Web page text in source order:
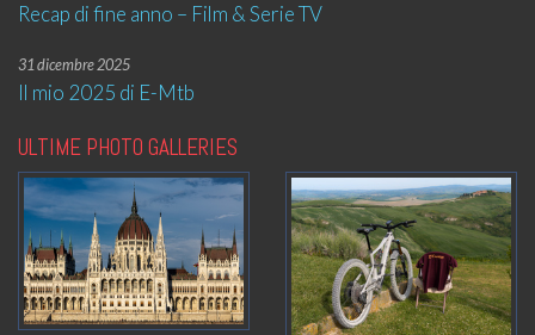
Recap di fine anno – Film & Serie TV
31 dicembre 2025
Il mio 2025 di E-Mtb
ULTIME PHOTO GALLERIES